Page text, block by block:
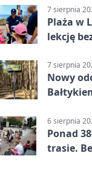
7 sierpnia
Plaża w
lekcję
7 sierpnia
Nowy
6 sierpnia
Ponad
trasie.